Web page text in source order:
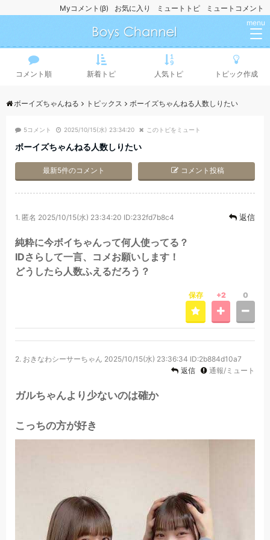
ミュートコメント
ミュートトピ
お気に入り
Myコメント(β)
menu
コメント順 新着トピ 人気トピ トピック作成
ボーイズちゃんねる トピックス ボーイズちゃんねる人数しりたい
5コメント 2025/10/15(水) 23:34:20 このトピをミュート
ボーイズちゃんねる人数しりたい
コメント投稿
最新5件のコメント
1. 匿名 2025/10/15(水) 23:34:20 ID:232fd7b8c4 返信
純粋に今ボイちゃんって何人使ってる？
IDさらして一言、コメお願いします！
どうしたら人数ふえるだろう？
保存 +2 0
2. おきなわシーサーちゃん 2025/10/15(水) 23:36:34 ID:2b884d10a7
返信
通報/ミュート
ガルちゃんより少ないのは確か
こっちの方が好き